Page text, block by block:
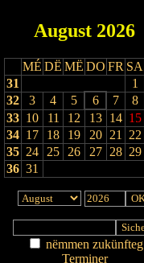
August 2026
MÉ DË MË DO FR SA
31
1
32
3 4 5 6 7 8
33 10 11 12 13 14 15
34 17 18 19 20 21 22
35 24 25 26 27 28 29
36 31
nëmmen zukünfteg
Terminer